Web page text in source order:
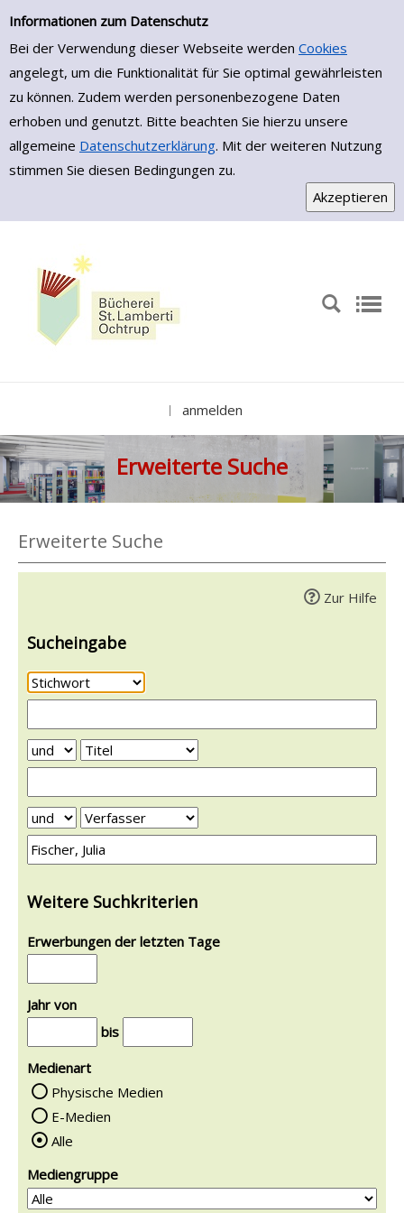
Erweiterte Suche
Informationen zum Datenschutz
Bei der Verwendung dieser Webseite werden Cookies
angelegt, um die Funktionalität für Sie optimal gewährleisten
zu können. Zudem werden personenbezogene Daten
erhoben und genutzt. Bitte beachten Sie hierzu unsere
allgemeine Datenschutzerklärung. Mit der weiteren Nutzung
stimmen Sie diesen Bedingungen zu.
Zur erweiterten Suche springen
anmelden
Erweiterte Suche
Erweiterte Suche
Zur Hilfe
Sucheingabe
Weitere Suchkriterien
Erwerbungen der letzten Tage
Jahr von
bis
Medienart
Physische Medien
E-Medien
Alle
Mediengruppe